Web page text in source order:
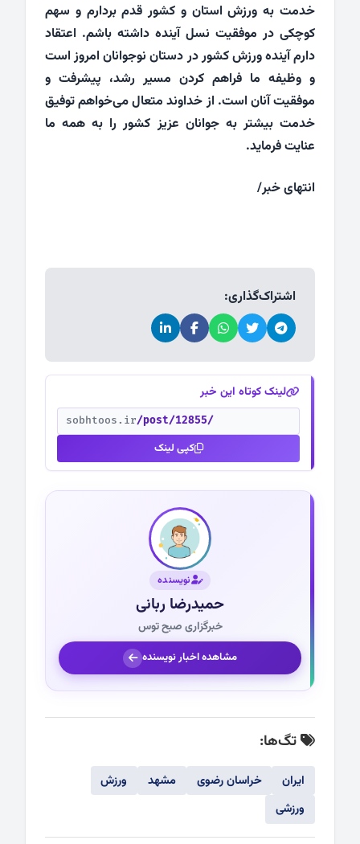
خدمت به ورزش استان و کشور قدم بردارم و سهم
کوچکی در موفقیت نسل آینده داشته باشم. اعتقاد
دارم آینده ورزش کشور در دستان نوجوانان امروز است
و وظیفه ما فراهم کردن مسیر رشد، پیشرفت و
موفقیت آنان است. از خداوند متعال می‌خواهم توفیق
خدمت بیشتر به جوانان عزیز کشور را به همه ما
عنایت فرماید.
انتهای خبر/
اشتراک‌گذاری:
لینک کوتاه این خبر
sobhtoos.ir/post/12855/
کپی لینک
نویسنده
حمیدرضا ربانی
خبرگزاری صبح توس
مشاهده اخبار نویسنده
تگ‌ها:
ایران خراسان رضوی مشهد
ورزش
ورزشی